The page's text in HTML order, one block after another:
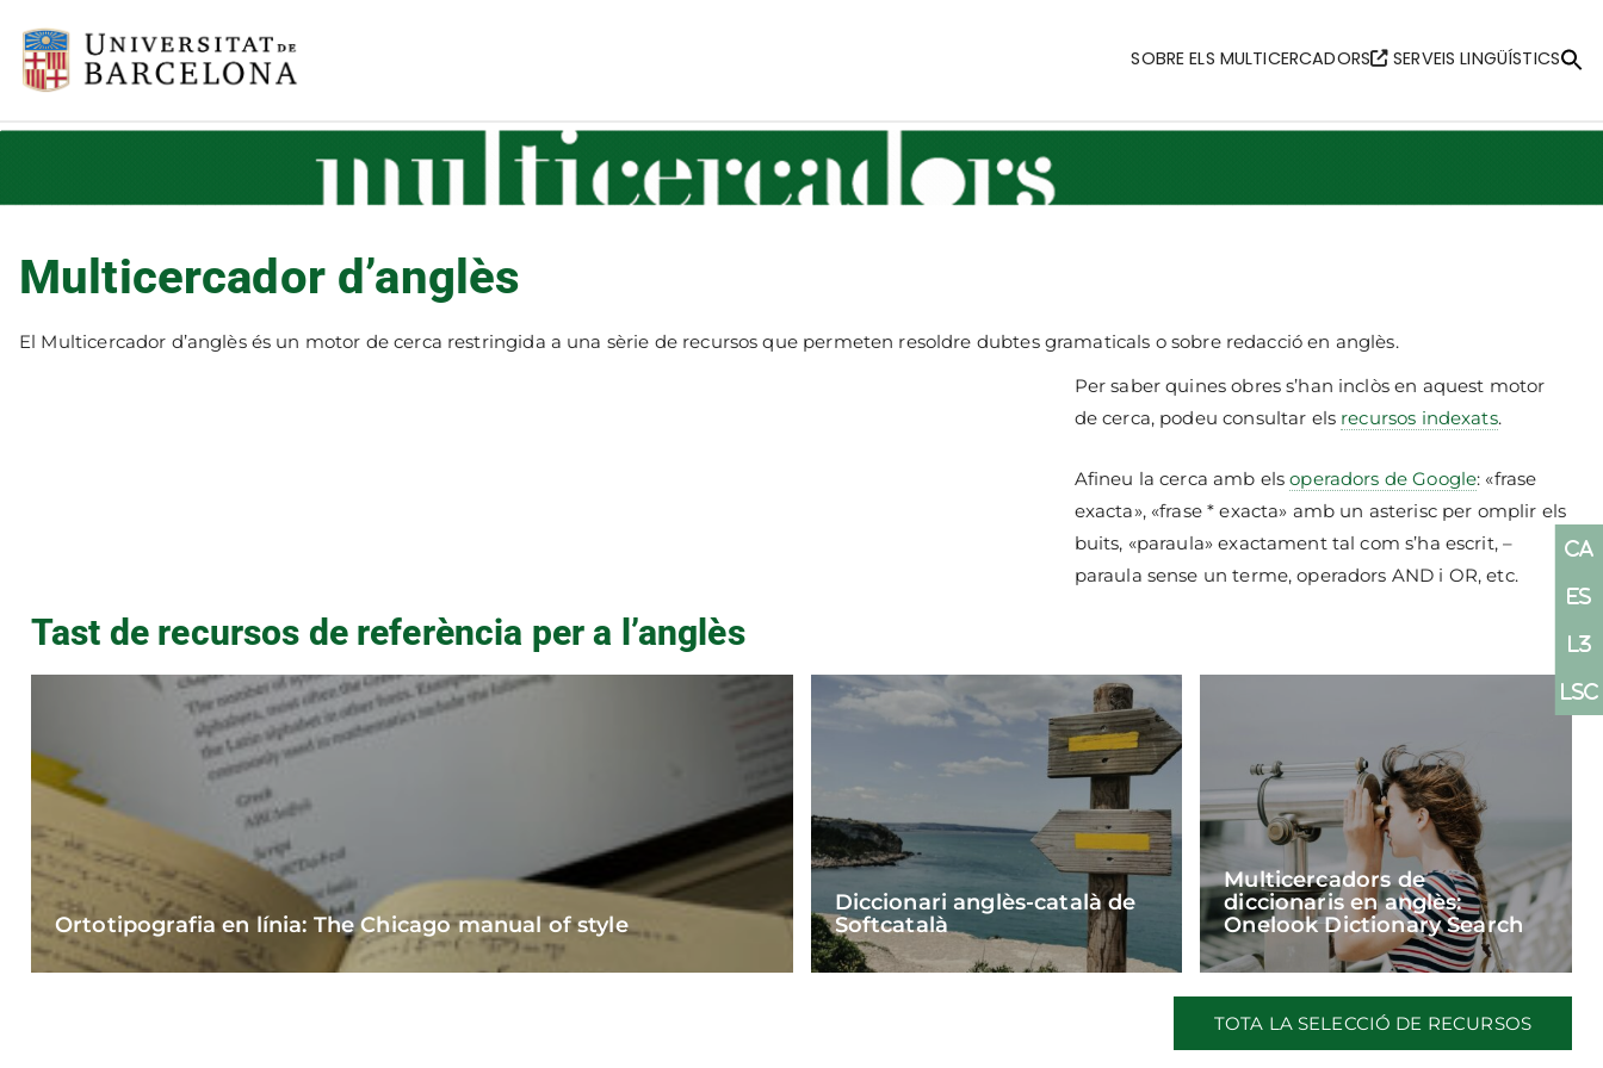
SOBRE ELS MULTICERCADORS SERVEIS LINGÜÍSTICS
Multicercador d’anglès
El Multicercador d’anglès és un motor de cerca restringida a una sèrie de recursos que permeten resoldre dubtes gramaticals o sobre redacció en anglès.
Per saber quines obres s’han inclòs en aquest motor
de cerca, podeu consultar els recursos indexats.
Afineu la cerca amb elsoperadors de Google: «frase
exacta», «frase * exacta» amb un asterisc per omplir els
buits, «paraula» exactament tal com s’ha escrit, –
paraula sense un terme, operadors AND i OR, etc.
Tast de recursos de referència per a l’anglès
Ortotipografia en línia: The Chicago manual of style
Diccionari anglès-català de
Softcatalà
Multicercadors de
diccionaris en anglès:
Onelook Dictionary Search
TOTA LA SELECCIÓ DE RECURSOS